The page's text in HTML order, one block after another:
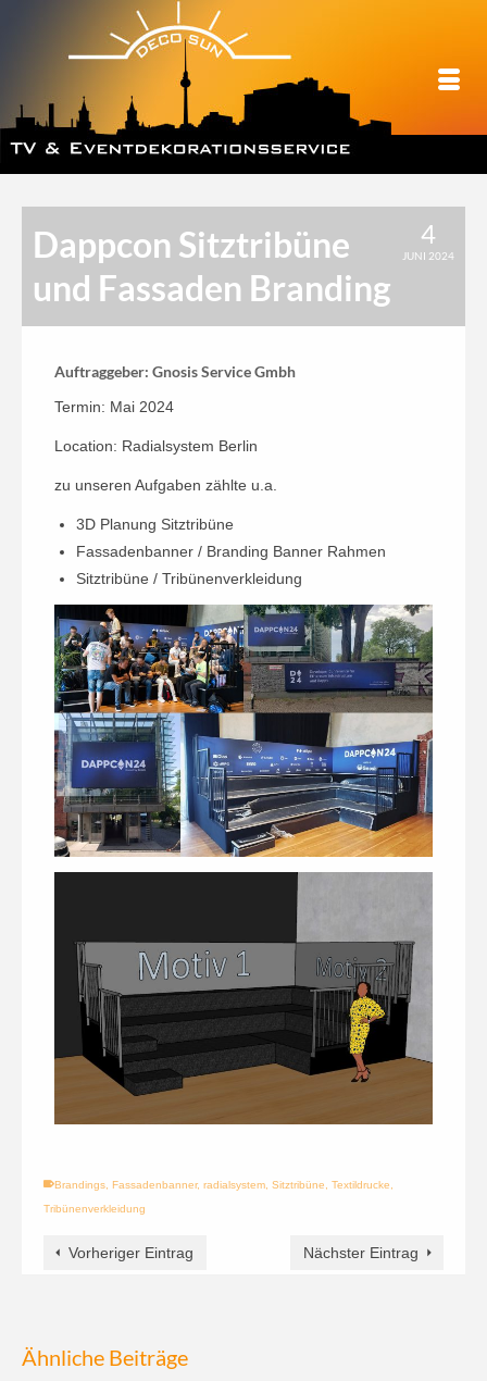
4
JUNI 2024
Dappcon Sitztribüne
und Fassaden Branding
Auftraggeber: Gnosis Service Gmbh
Termin: Mai 2024
Location: Radialsystem Berlin
zu unseren Aufgaben zählte u.a.
3D Planung Sitztribüne
Fassadenbanner / Branding Banner Rahmen
Sitztribüne / Tribünenverkleidung
Brandings Fassadenbanner, radialsystem Sitztribüne Textildrucke
Tribünenverkleidung
Vorheriger Eintrag Nächster Eintrag
Ähnliche Beiträge